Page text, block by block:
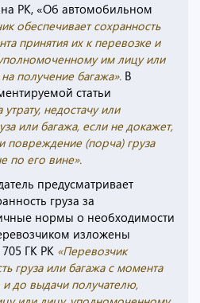
РК, «Об автомобильном
обеспечивает сохранность
принятия их к перевозке и
им лицу или
получение багажа». В
статьи
недостачу или
или багажа, если не докажет,
повреждение (порча) груза
по его вине».
предусматривает
груза за
нормы о необходимости
изложены
ГК РК «Перевозчик
груза или багажа с момента
и до выдачи получателю,